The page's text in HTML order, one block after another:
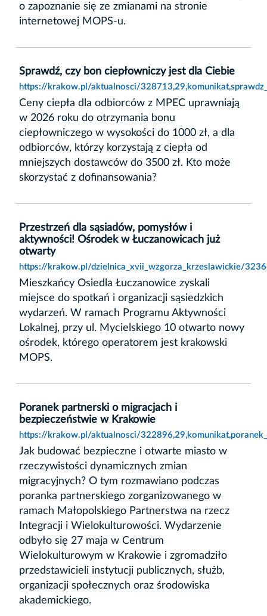
o zapoznanie się ze zmianami na stronie
internetowej MOPS-u.
Sprawdź, czy bon ciepłowniczy jest dla Ciebie
https://krakow.pl/aktualnosci/
Ceny ciepła dla odbiorców z MPEC uprawniają
w 2026 roku do otrzymania bonu
ciepłowniczego w wysokości do 1000 zł, a dla
odbiorców, którzy korzystają z ciepła od
mniejszych dostawców do 3500 zł. Kto może
skorzystać z dofinansowania?
Przestrzeń dla sąsiadów, pomysłów i
aktywności! Ośrodek w Łuczanowicach już
otwarty
https://krakow.pl/dzielnica_xvii_wzgorza_krzeslawickie/
Mieszkańcy Osiedla Łuczanowice zyskali
miejsce do spotkań i organizacji sąsiedzkich
wydarzeń. W ramach Programu Aktywności
Lokalnej, przy ul. Mycielskiego 10 otwarto nowy
ośrodek, którego operatorem jest krakowski
MOPS.
Poranek partnerski o migracjach i
bezpieczeństwie w Krakowie
https://krakow.pl/aktualnosci/
Jak budować bezpieczne i otwarte miasto w
rzeczywistości dynamicznych zmian
migracyjnych? O tym rozmawiano podczas
poranka partnerskiego zorganizowanego w
ramach Małopolskiego Partnerstwa na rzecz
Integracji i Wielokulturowości. Wydarzenie
odbyło się 27 maja w Centrum
Wielokulturowym w Krakowie i zgromadziło
przedstawicieli instytucji publicznych, służb,
organizacji społecznych oraz środowiska
akademickiego.